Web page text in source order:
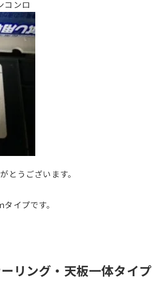
コンロ
うございます。
タイプです。
リング・天板一体タイプ